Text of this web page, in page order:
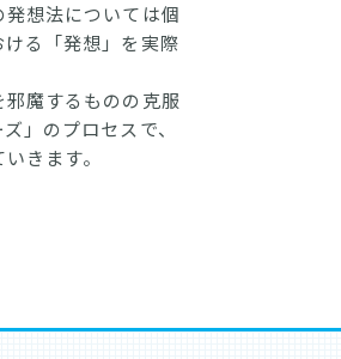
想法については個
る「発想」を実際
魔するものの克服
のプロセスで、
きます。